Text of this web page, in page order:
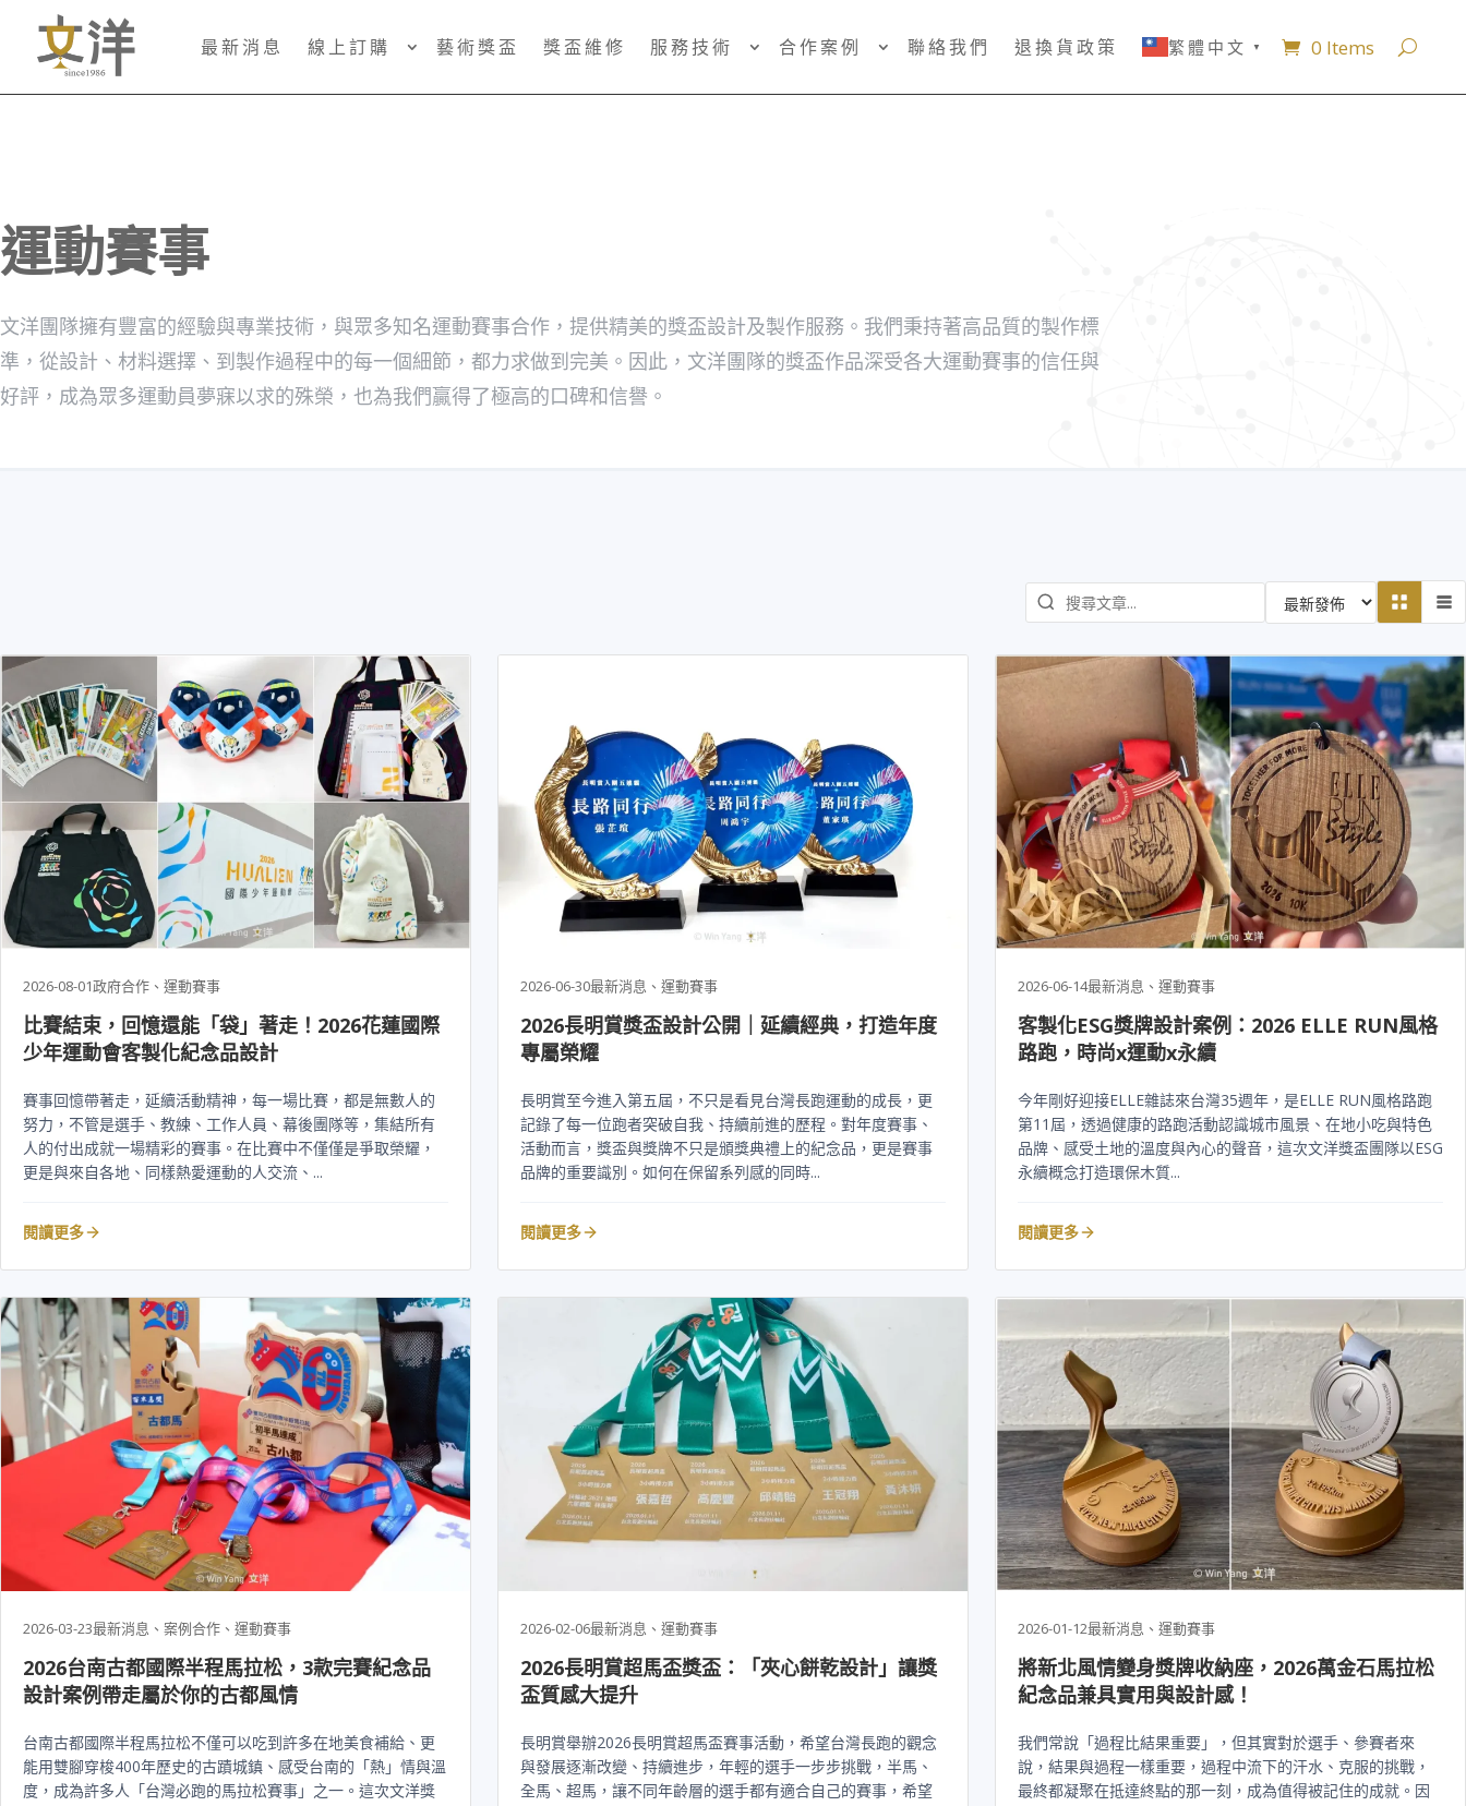
最新消息 線上訂購 藝術獎盃 獎盃維修 服務技術 合作案例 聯絡我們 退換貨政策 繁體中文 ▼ 0 Items
運動賽事
文洋團隊擁有豐富的經驗與專業技術，與眾多知名運動賽事合作，提供精美的獎盃設計及製作服務。我們秉持著高品質的製作標
準，從設計、材料選擇、到製作過程中的每一個細節，都力求做到完美。因此，文洋團隊的獎盃作品深受各大運動賽事的信任與
好評，成為眾多運動員夢寐以求的殊榮，也為我們贏得了極高的口碑和信譽。
2026-08-01政府合作、運動賽事
比賽結束，回憶還能「袋」著走！2026花蓮國際
少年運動會客製化紀念品設計
賽事回憶帶著走，延續活動精神，每一場比賽，都是無數人的
努力，不管是選手、教練、工作人員、幕後團隊等，集結所有
人的付出成就一場精彩的賽事。在比賽中不僅僅是爭取榮耀，
更是與來自各地、同樣熱愛運動的人交流、...
閱讀更多
2026-06-30最新消息、運動賽事
2026長明賞獎盃設計公開｜延續經典，打造年度
專屬榮耀
長明賞至今進入第五屆，不只是看見台灣長跑運動的成長，更
記錄了每一位跑者突破自我、持續前進的歷程。對年度賽事、
活動而言，獎盃與獎牌不只是頒獎典禮上的紀念品，更是賽事
品牌的重要識別。如何在保留系列感的同時...
閱讀更多
2026-06-14最新消息、運動賽事
客製化ESG獎牌設計案例：2026 ELLE RUN風格
路跑，時尚x運動x永續
今年剛好迎接ELLE雜誌來台灣35週年，是ELLE RUN風格路跑
第11屆，透過健康的路跑活動認識城市風景、在地小吃與特色
品牌、感受土地的溫度與內心的聲音，這次文洋獎盃團隊以ESG
永續概念打造環保木質...
閱讀更多
2026-03-23最新消息、案例合作、運動賽事
2026台南古都國際半程馬拉松，3款完賽紀念品
設計案例帶走屬於你的古都風情
台南古都國際半程馬拉松不僅可以吃到許多在地美食補給、更
能用雙腳穿梭400年歷史的古蹟城鎮、感受台南的「熱」情與溫
度，成為許多人「台灣必跑的馬拉松賽事」之一。這次文洋獎
2026-02-06最新消息、運動賽事
2026長明賞超馬盃獎盃：「夾心餅乾設計」讓獎
盃質感大提升
長明賞舉辦2026長明賞超馬盃賽事活動，希望台灣長跑的觀念
與發展逐漸改變、持續進步，年輕的選手一步步挑戰，半馬、
全馬、超馬，讓不同年齡層的選手都有適合自己的賽事，希望
2026-01-12最新消息、運動賽事
將新北風情變身獎牌收納座，2026萬金石馬拉松
紀念品兼具實用與設計感！
我們常說「過程比結果重要」，但其實對於選手、參賽者來
說，結果與過程一樣重要，過程中流下的汗水、克服的挑戰，
最終都凝聚在抵達終點的那一刻，成為值得被記住的成就。因